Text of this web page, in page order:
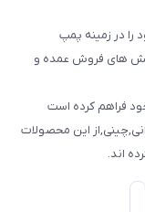
از سال 1380 فعالیت خود را در زمینه پمپ
های فروش عمده و
فراهم کرده است
این محصولات
اند.